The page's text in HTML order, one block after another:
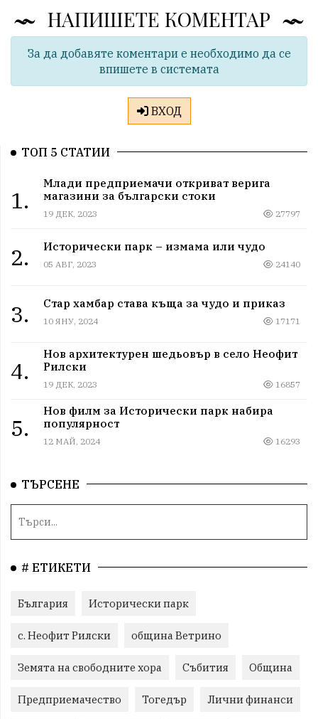
НАПИШЕТЕ КОМЕНТАР
За да добавяте коментари е необходимо да се
впишете в системата
ВХОД
ТОП 5 СТАТИИ
1.
Млади предприемачи откриват верига
магазини за български стоки
19 ДЕК, 2023 27797
2. Исторически парк – измама или чудо
05 АВГ, 2023 24140
3. Стар хамбар става къща за чудо и приказ
10 ЯНУ, 2024 17171
4.
Нов архитектурен шедьовър в село Неофит
Рилски
19 ДЕК, 2023 16857
5.
Нов филм за Исторически парк набира
популярност
12 МАЙ, 2024 16293
ТЪРСЕНЕ
# ЕТИКЕТИ
България Исторически парк
с. Неофит Рилски община Ветрино
Земята на свободните хора Събития Община
Предприемачество Тогедър Лични финанси